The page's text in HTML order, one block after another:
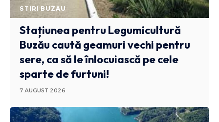
STIRI BUZAU
Stațiunea pentru Legumicultură
Buzău caută geamuri vechi pentru
sere, ca să le înlocuiască pe cele
sparte de furtuni!
7 AUGUST 2026